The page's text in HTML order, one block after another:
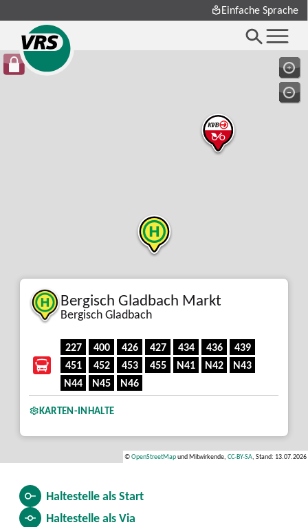
Einfache Sprache
Bergisch Gladbach Markt
Bergisch Gladbach
227 400 426 427 434 436
439
451
452 453 455 N41 N42
N43
N44
N45 N46
KARTEN-INHALTE
©OpenStreetMapund Mitwirkende, CC-BY-SA, Stand: 13.07.2026
Haltestelle alsStart
Haltestelle alsVia